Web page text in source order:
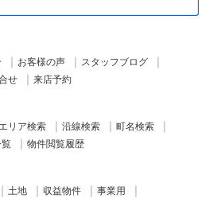
お客様の声
スタッフブログ
せ 来店予約
エリア検索 沿線検索
町名検索
物件閲覧履歴
土地 収益物件
事業用